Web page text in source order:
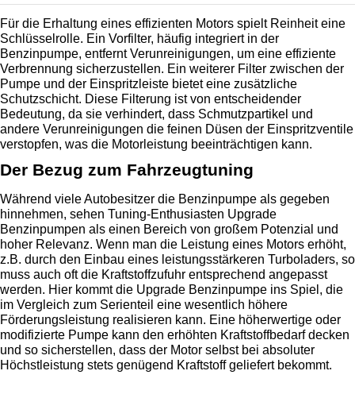
Für die Erhaltung eines effizienten Motors spielt Reinheit eine
Schlüsselrolle. Ein Vorfilter, häufig integriert in der
Benzinpumpe, entfernt Verunreinigungen, um eine effiziente
Verbrennung sicherzustellen. Ein weiterer Filter zwischen der
Pumpe und der Einspritzleiste bietet eine zusätzliche
Schutzschicht. Diese Filterung ist von entscheidender
Bedeutung, da sie verhindert, dass Schmutzpartikel und
andere Verunreinigungen die feinen Düsen der Einspritzventile
verstopfen, was die Motorleistung beeinträchtigen kann.
Der Bezug zum Fahrzeugtuning
Während viele Autobesitzer die Benzinpumpe als gegeben
hinnehmen, sehen Tuning-Enthusiasten Upgrade
Benzinpumpen als einen Bereich von großem Potenzial und
hoher Relevanz. Wenn man die Leistung eines Motors erhöht,
z.B. durch den Einbau eines leistungsstärkeren Turboladers, so
muss auch oft die Kraftstoffzufuhr entsprechend angepasst
werden. Hier kommt die Upgrade Benzinpumpe ins Spiel, die
im Vergleich zum Serienteil eine wesentlich höhere
Förderungsleistung realisieren kann. Eine höherwertige oder
modifizierte Pumpe kann den erhöhten Kraftstoffbedarf decken
und so sicherstellen, dass der Motor selbst bei absoluter
Höchstleistung stets genügend Kraftstoff geliefert bekommt.